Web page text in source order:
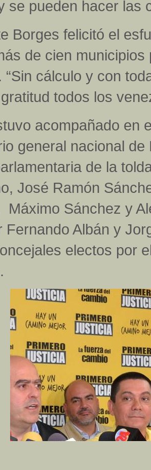
se pueden hacer las
Borges felicitó el
de cien
“Sin cálculo y con
todos los
acompañado en
general nacional
de la
José Ramón
Máximo Sánchez y
Fernando Albán y
electos por